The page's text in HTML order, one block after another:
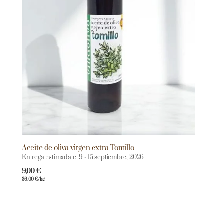
Aceite de oliva virgen extra Tomillo
Entrega estimada el 9 - 15 septiembre, 2026
9,00€
36,00€/kg